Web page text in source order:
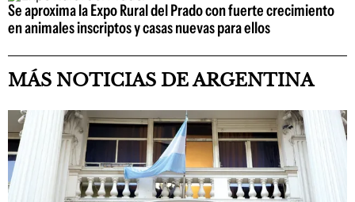
Se aproxima la Expo Rural del Prado con fuerte crecimiento
en animales inscriptos y casas nuevas para ellos
MÁS NOTICIAS DE ARGENTINA